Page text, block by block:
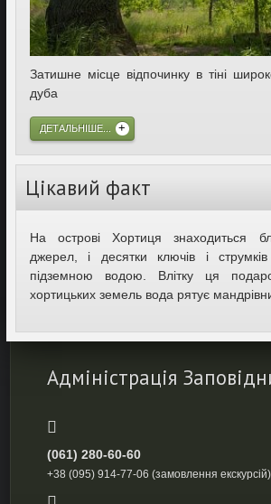
Затишне місце відпочинку в тіні
дуба
ДЕТАЛЬНІШЕ...
Цікавий факт
На острові Хортиця знаходиться
джерел, і десятки ключів і
підземною водою. Влітку ця
хортицьких земель вода рятує
Адміністрація
(061) 280-60-60
+38 (095) 914-77-06 (замовлення екскурсій)